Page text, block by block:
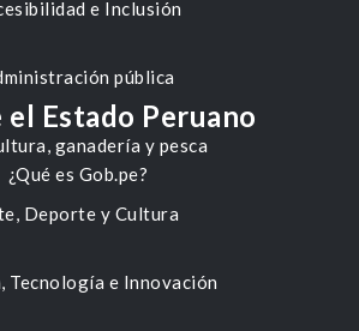
e Inclusión
pública
ganadería y pesca
Deporte y Cultura
Tecnología e Innovación
el Estado Peruano
¿Qué es Gob.pe?